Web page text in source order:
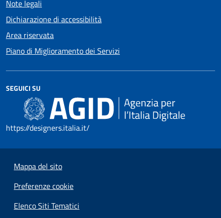
Note legali
Dichiarazione di accessibilità
Area riservata
Piano di Miglioramento dei Servizi
SEGUICI SU
https://designers.italia.it/
Mappa del sito
Preferenze cookie
Elenco Siti Tematici